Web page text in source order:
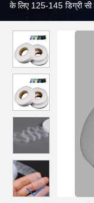
के लिए 125-145 डिग्री सी